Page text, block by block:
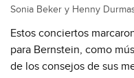
Sonia Beker y Henny
Estos conciertos
para Bernstein, como
de los consejos de sus